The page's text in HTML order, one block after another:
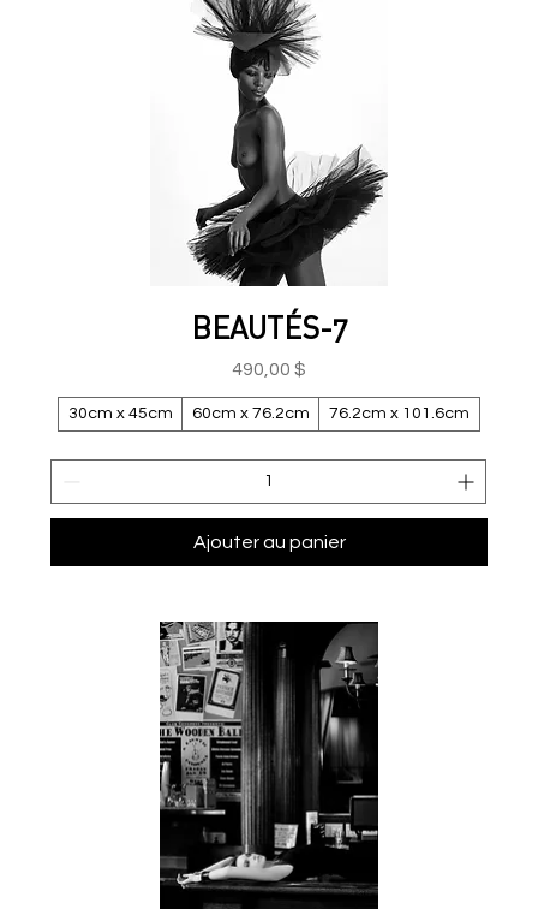
BEAUTÉS-7
Prix
490,00 $
30cm x 45cm 60cm x 76.2cm 76.2cm x 101.6cm
Ajouter au panier